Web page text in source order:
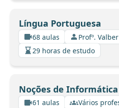
Língua Portuguesa
68 aulas
Profº.
29 horas de estudo
Noções de Informática
61 aulas
Vários